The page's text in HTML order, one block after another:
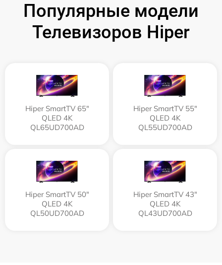
Популярные модели
Телевизоров Hiper
Hiper SmartTV 65"
QLED 4K
QL65UD700AD
Hiper SmartTV 55"
QLED 4K
QL55UD700AD
Hiper SmartTV 50"
QLED 4K
QL50UD700AD
Hiper SmartTV 43"
QLED 4K
QL43UD700AD